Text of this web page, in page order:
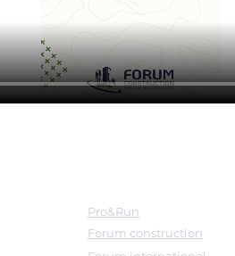
Pro&Run
Forum construction